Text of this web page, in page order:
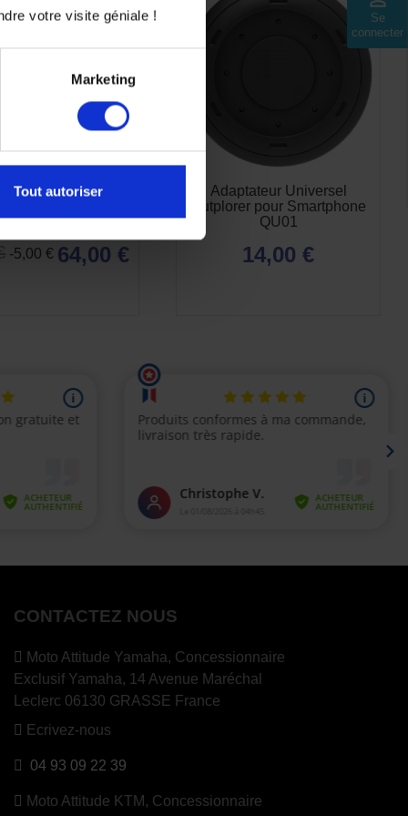
votre visite géniale !
Marketing
Tout autoriser
Se
connecter
Pontet
QM03
-5,00 € 64,00 €
Adaptateur Universel
Outplorer pour Smartphone
QU01
14,00 €
CONTACTEZ NOUS
Moto Attitude Yamaha, Concessionnaire
Exclusif Yamaha, 14 Avenue Maréchal
Leclerc 06130 GRASSE France
Ecrivez-nous
04 93 09 22 39
Moto Attitude KTM, Concessionnaire